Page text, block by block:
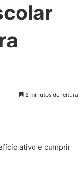
2 minutos de leitura
ativo e cumprir